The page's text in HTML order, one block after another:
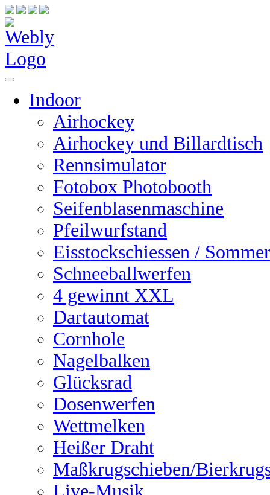
Indoor
Airhockey
Airhockey und Billardtisch
Rennsimulator
Fotobox Photobooth
Seifenblasenmaschine
Pfeilwurfstand
Eisstockschiessen /
Schneeballwerfen
4 gewinnt XXL
Dartautomat
Cornhole
Nagelbalken
Glücksrad
Dosenwerfen
Wettmelken
Heißer Draht
Maßkrugschieben/